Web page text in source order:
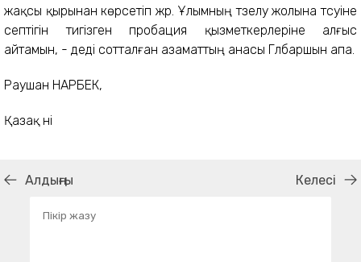
жақсы қырынан көрсетіп жүр. Ұлымның түзелу жолына түсуіне
септігін тигізген пробация қызметкерлеріне алғыс
айтамын, - деді сотталған азаматтың анасы Гүлбаршын апа.
Раушан НАРБЕК,
Қазақ үні
Алдыңғы Келесі